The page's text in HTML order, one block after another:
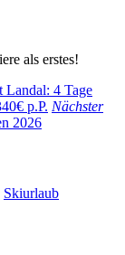
als erstes!
Landal: 4 Tage
p.P. Nächster
2026
Skiurlaub